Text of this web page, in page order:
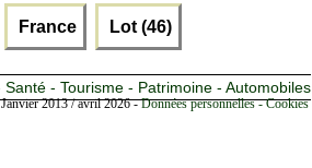
France Lot (46)
Santé - Tourisme - Patrimoine - Automobiles
2013 / avril 2026 -Données personnelles -